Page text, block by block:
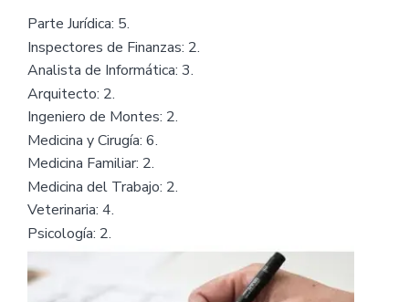
Parte Jurídica: 5.
Inspectores de Finanzas: 2.
Analista de Informática: 3.
Arquitecto: 2.
Ingeniero de Montes: 2.
Medicina y Cirugía: 6.
Medicina Familiar: 2.
Medicina del Trabajo: 2.
Veterinaria: 4.
Psicología: 2.